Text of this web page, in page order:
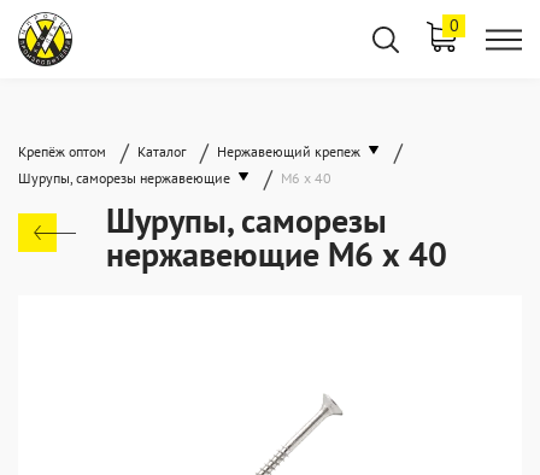
0
Крепёж оптом / Каталог / Нержавеющий крепеж /
Шурупы, саморезы нержавеющие / М6 х 40
Шурупы, саморезы
нержавеющие М6 х 40